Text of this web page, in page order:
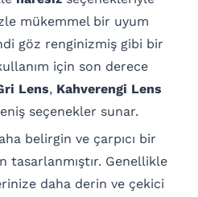
mükemmel bir uyum
göz renginizmiş gibi bir
için son derece
Lens, Kahverengi Lens
seçenekler sunar.
belirgin ve çarpıcı bir
tasarlanmıştır. Genellikle
daha derin ve çekici